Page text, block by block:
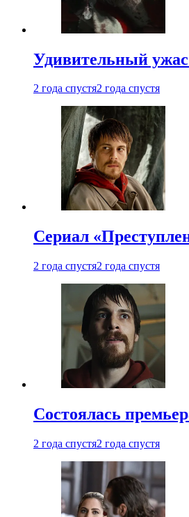
Удивительный
2 года спустя2 года спустя
Сериал
2 года спустя2 года спустя
Состоялась
2 года спустя2 года спустя